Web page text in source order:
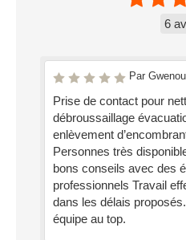
6
Par
Prise de contact pour
débroussaillage
enlèvement
Personnes très
bons conseils avec des
professionnels Travail
dans les délais
équipe au top.